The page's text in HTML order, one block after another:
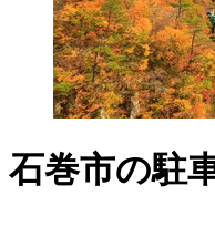
石巻市の駐